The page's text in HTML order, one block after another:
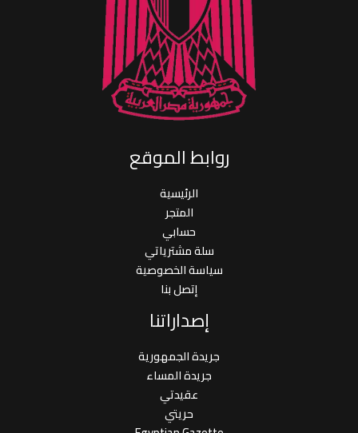
روابط الموقع
الرئيسية
المتجر
حسابي
سلة مشترياتي
سياسة الخصوصية
إتصل بنا
إصداراتنا
جريدة الجمهورية
جريدة المساء
عقيدتي
حريتي